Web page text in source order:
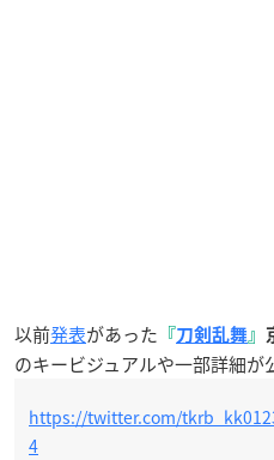
以前発表があった 『刀剣乱舞 』
のキービジュアルや一部詳細が
https://twitter.com/
4